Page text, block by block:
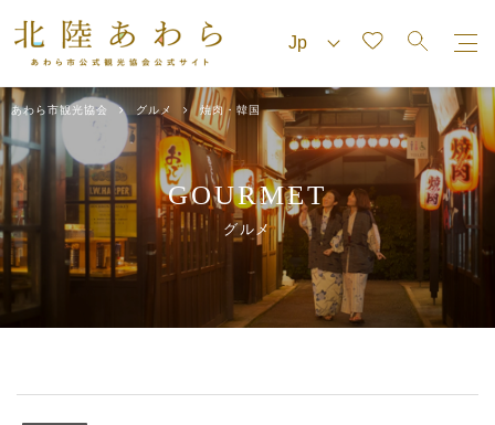
あわら市観光協会 グルメ 焼肉・韓国
GOURMET
グルメ